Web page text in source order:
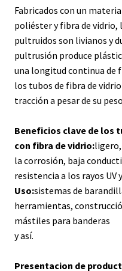
Fabricados con un
poliéster y fibra de vidrio,
pultruidos son livianos y
pultrusión produce
una longitud continua de
los tubos de fibra de
tracción a pesar de su
Beneficios clave de los
con fibra de vidrio:ligero,
la corrosión, baja
resistencia a los rayos UV
Uso:sistemas de
herramientas,
mástiles para banderas
y así.
Presentacion de